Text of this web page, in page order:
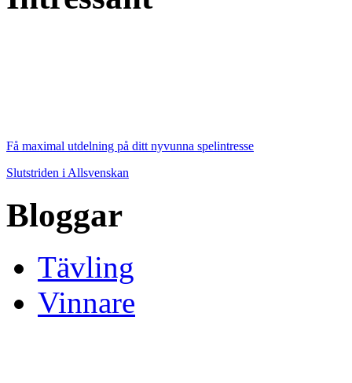
Få maximal utdelning på ditt nyvunna spelintresse
Slutstriden i Allsvenskan
Bloggar
Tävling
Vinnare